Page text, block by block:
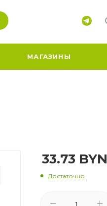
МАГАЗИНЫ
33.73 BYN
Достаточно